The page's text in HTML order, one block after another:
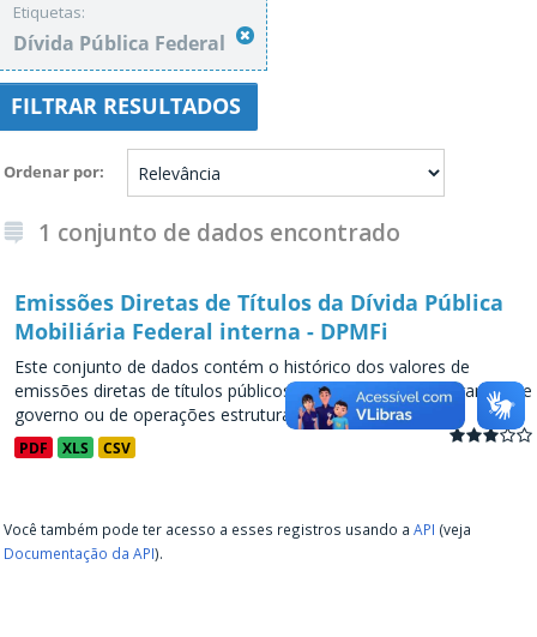
Etiquetas:
Dívida Pública Federal
FILTRAR RESULTADOS
Ordenar por
1 conjunto de dados encontrado
Emissões Diretas de Títulos da Dívida Pública
Mobiliária Federal interna - DPMFi
Este conjunto de dados contém o histórico dos valores de
emissões diretas de títulos públicos, decorrentes de programas de
governo ou de operações estruturadas, a partir de...
PDF XLS CSV
Você também pode ter acesso a esses registros usando a API (veja
Documentação da API).